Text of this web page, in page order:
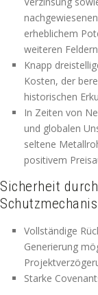
erheblichem
weiteren
Knapp
Kosten, der
historischen
In Zeiten von
und globalen
seltene
positivem
Sicherheit
Vollständige
Generierung
Starke